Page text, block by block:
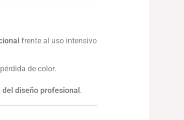
frente al uso intensivo
de color.
diseño profesional.